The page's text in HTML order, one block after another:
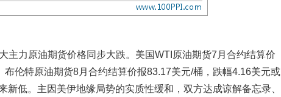
主力原油期货价格同步大跌。美国WTI原油期货7月合约结算价
伦特原油期货8月合约结算价报83.17美元/桶，跌幅4.16美元或
新低。主因美伊地缘局势的实质性缓和，双方达成谅解备忘录、